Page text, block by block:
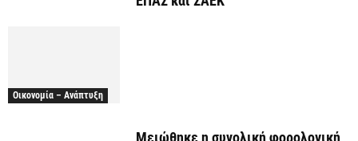
Οικονομία – Ανάπτυξη
Μειώθηκε η συνολική φορολογική